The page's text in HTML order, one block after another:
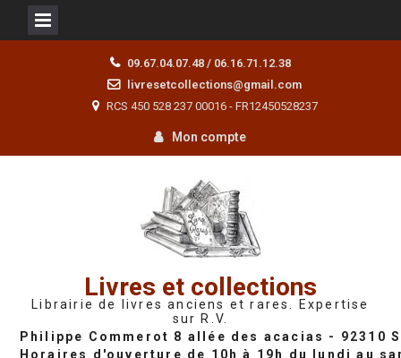
09.67.04.07.48 / 06.16.71.12.38
livresetcollections@gmail.com
RCS 450 528 237 00016 - FR12450528237
Mon compte
Livres et collections
Librairie de livres anciens et rares. Expertise
sur R.V.